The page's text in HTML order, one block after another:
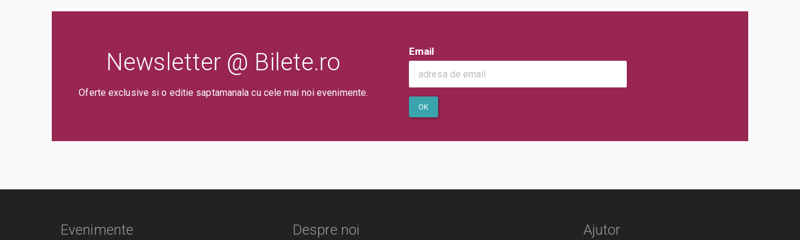
Newsletter @ Bilete.ro
Oferte exclusive si o editie saptamanala cu cele mai noi evenimente.
Email
OK
Ajutor
Evenimente Despre noi